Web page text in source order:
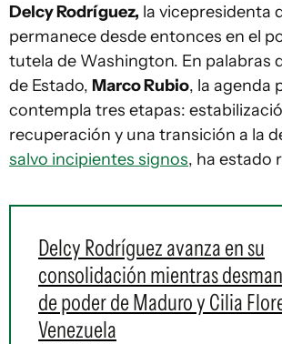
Delcy Rodríguez, la vicepresidenta
permanece desde entonces en el
tutela de Washington. En palabras
de Estado, Marco Rubio, la agenda
contempla tres etapas:
recuperación y una transición a la
salvo incipientes signos, ha estado
Delcy Rodríguez avanza en su
consolidación mientras
de poder de Maduro y Cilia
Venezuela